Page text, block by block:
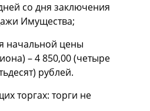
со дня заключения
Имущества;
начальной цены
– 4 850,00 (четыре
рублей.
торгах: торги не